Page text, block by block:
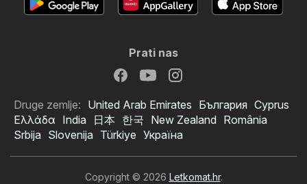
Prati nas
Druge zemlje: United Arab Emirates България Cyprus
Ελλάδα India 日本 한국 New Zealand România
Srbija Slovenija Türkiye Україна
Copyright © 2026 Letkomat.hr.